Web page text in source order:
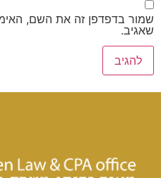
שמור בדפדפן זה את השם,
שאגיב.